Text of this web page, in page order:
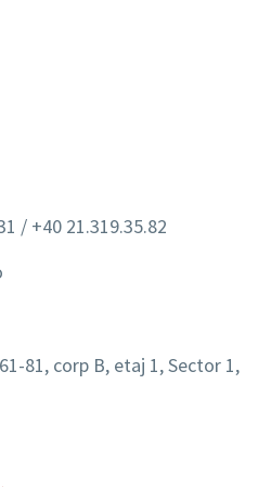
/ +40 21.319.35.82
81, corp B, etaj 1, Sector 1,